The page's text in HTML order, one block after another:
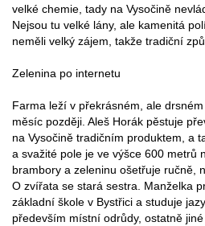
velké chemie, tady na Vysočině
Nejsou tu velké lány, ale kamenitá
neměli velký zájem, takže tradiční
Zelenina po internetu
Farma leží v překrásném, ale
měsíc později. Aleš Horák pěstuje
na Vysočině tradičním produktem, a
a svažité pole je ve výšce 600 metrů
brambory a zeleninu ošetřuje ručně,
O zvířata se stará sestra. Manželka
základní škole v Bystřici a studuje
především místní odrůdy, ostatně